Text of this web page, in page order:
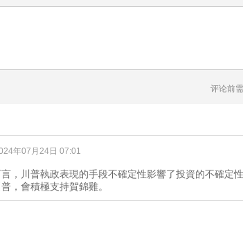
评论前
年07月24日 07:01
，川普執政表現的手段不確定性影響了投資的不確定
，會積極支持賀錦雞。